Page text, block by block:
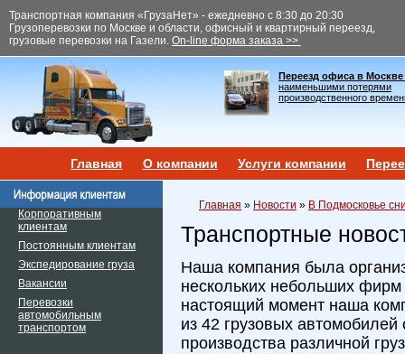
Транспортная компания «ГрузаНет» - ежедневно с 8:30 до 20:30
Грузоперевозки по Москве и области, офисный и квартирный переезд,
грузовые перевозки на Газели. On-line форма заказа >>
Переезд офиса в Москве
наименьшими потерями
производственного
Главная О компании Услуги компании
Корпоративным
клиентам
Постоянным клиентам
Экспедирование груза
Вакансии
Перевозки
автомобильным
транспортом
Главная » Новости » В Подмосковье
Транспортные
Наша компания была
нескольких небольших фирм
настоящий момент наша
из 42 грузовых автомобилей
производства различной